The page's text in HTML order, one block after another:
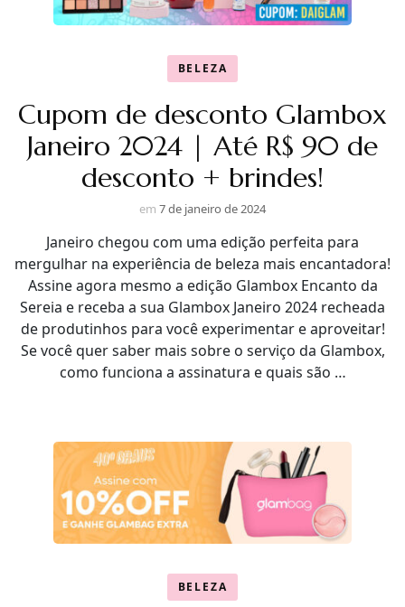
BELEZA
Cupom de desconto Glambox
Janeiro 2024 | Até R$ 90 de
desconto + brindes!
em 7 de janeiro de 2024
Janeiro chegou com uma edição perfeita para
mergulhar na experiência de beleza mais encantadora!
Assine agora mesmo a edição Glambox Encanto da
Sereia e receba a sua Glambox Janeiro 2024 recheada
de produtinhos para você experimentar e aproveitar!
Se você quer saber mais sobre o serviço da Glambox,
como funciona a assinatura e quais são …
BELEZA